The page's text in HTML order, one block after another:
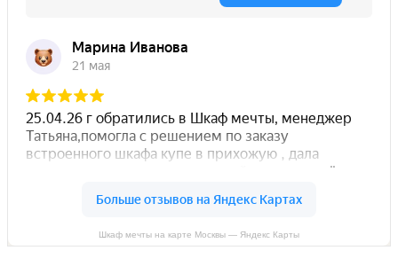
Шкаф мечты на карте Москвы — Яндекс Карты